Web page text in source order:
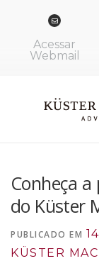
Acessar
Webmail
Conheça
do Küster
PUBLICADO EM
KÜSTER